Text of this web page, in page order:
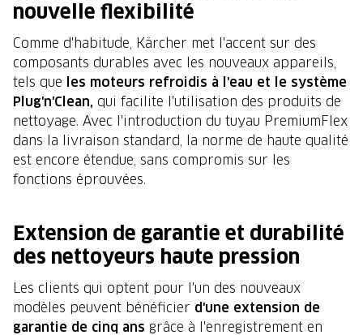
nouvelle flexibilité
Comme d'habitude, Kärcher met l'accent sur des
composants durables avec les nouveaux appareils,
tels que
les moteurs refroidis à l'eau et le système
Plug'n'Clean, qui facilite l'utilisation des produits de
nettoyage. Avec l'introduction du tuyau PremiumFlex
dans la livraison standard, la norme de haute qualité
est encore étendue, sans compromis sur les
fonctions éprouvées.
Extension de garantie et durabilité
des nettoyeurs haute pression
Les clients qui optent pour l'un des nouveaux
modèles peuvent bénéficier d'une extension de
garantie de cinq ans grâce à l'enregistrement en